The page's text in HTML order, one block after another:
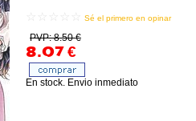
Sé el primero en opinar
PVP: 8.50 €
8.07 €
En stock. Envio inmediato